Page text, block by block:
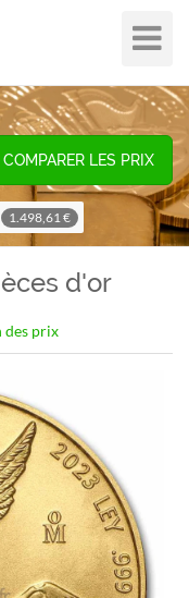
Plier
/
hors
de
COMPARER LES PRIX
1.498,61 €
d'or
des prix